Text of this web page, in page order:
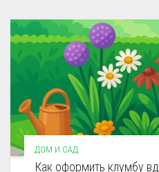
ДОМ И САД
Как оформить клумбу